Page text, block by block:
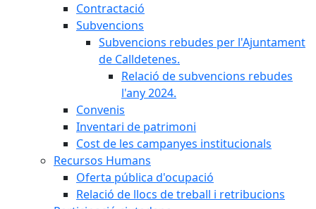
Contractació
Subvencions
Subvencions rebudes per l'Ajuntament
de Calldetenes.
Relació de subvencions rebudes
l'any 2024.
Convenis
Inventari de patrimoni
Cost de les campanyes institucionals
Recursos Humans
Oferta pública d'ocupació
Relació de llocs de treball i retribucions